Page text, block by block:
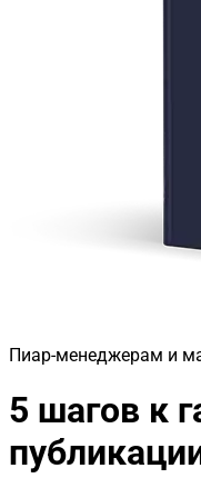
Пиар-менеджерам и
5 шагов к